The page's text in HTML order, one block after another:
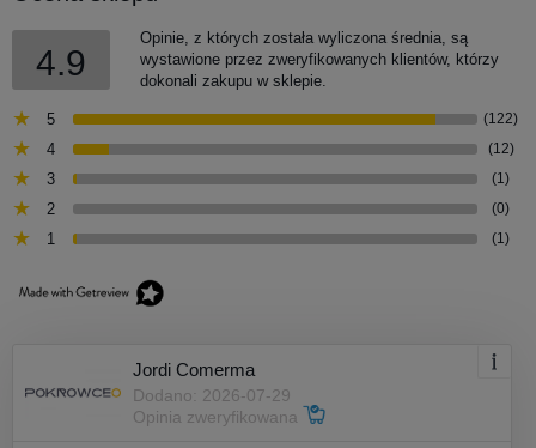
4.9
Opinie, z których została wyliczona średnia, są
wystawione przez zweryfikowanych klientów, którzy
dokonali zakupu w sklepie.
5 (122)
4 (12)
3 (1)
2 (0)
1 (1)
Jordi Comerma
Dodano: 2026-07-29
Opinia zweryfikowana